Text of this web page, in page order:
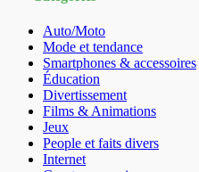
Auto/Moto
Mode et tendance
Smartphones & accessoires
Éducation
Divertissement
Films & Animations
Jeux
People et faits divers
Internet